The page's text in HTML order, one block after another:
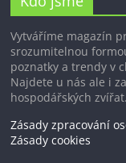
Vytváříme magazín
srozumitelnou
poznatky a trendy v
Najdete u nás ale i
hospodářských zvířat.
Zásady zpracování
Zásady cookies